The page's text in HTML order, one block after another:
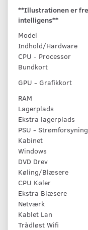
**Illustrationen er
intelligens**
Model
Indhold/Hardware
CPU - Processor
Bundkort
GPU - Grafikkort
RAM
Lagerplads
Ekstra lagerplads
PSU - Strømforsyning
Kabinet
Windows
DVD Drev
Køling/Blæsere
CPU Køler
Ekstra Blæsere
Netværk
Kablet Lan
Trådløst Wifi